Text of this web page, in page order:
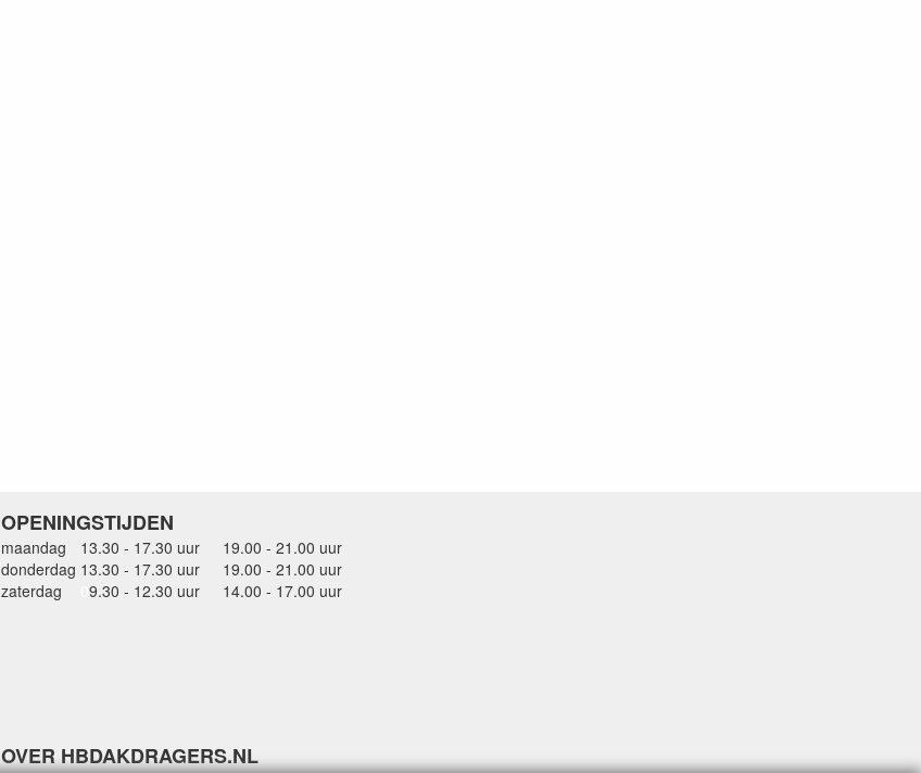
OPENINGSTIJDEN
maandag 13.30 - 17.30 uur
19.00 - 21.00 uur
donderdag 13.30 - 17.30 uur
19.00 - 21.00 uur
zaterdag
9.30 - 12.30 uur 14.00 - 17.00 uur
OVER HBDAKDRAGERS.NL